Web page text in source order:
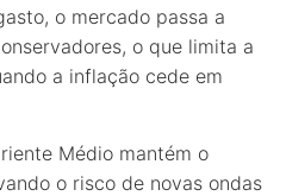
o mercado passa a
o que limita a
a inflação cede em
Médio mantém o
o risco de novas ondas